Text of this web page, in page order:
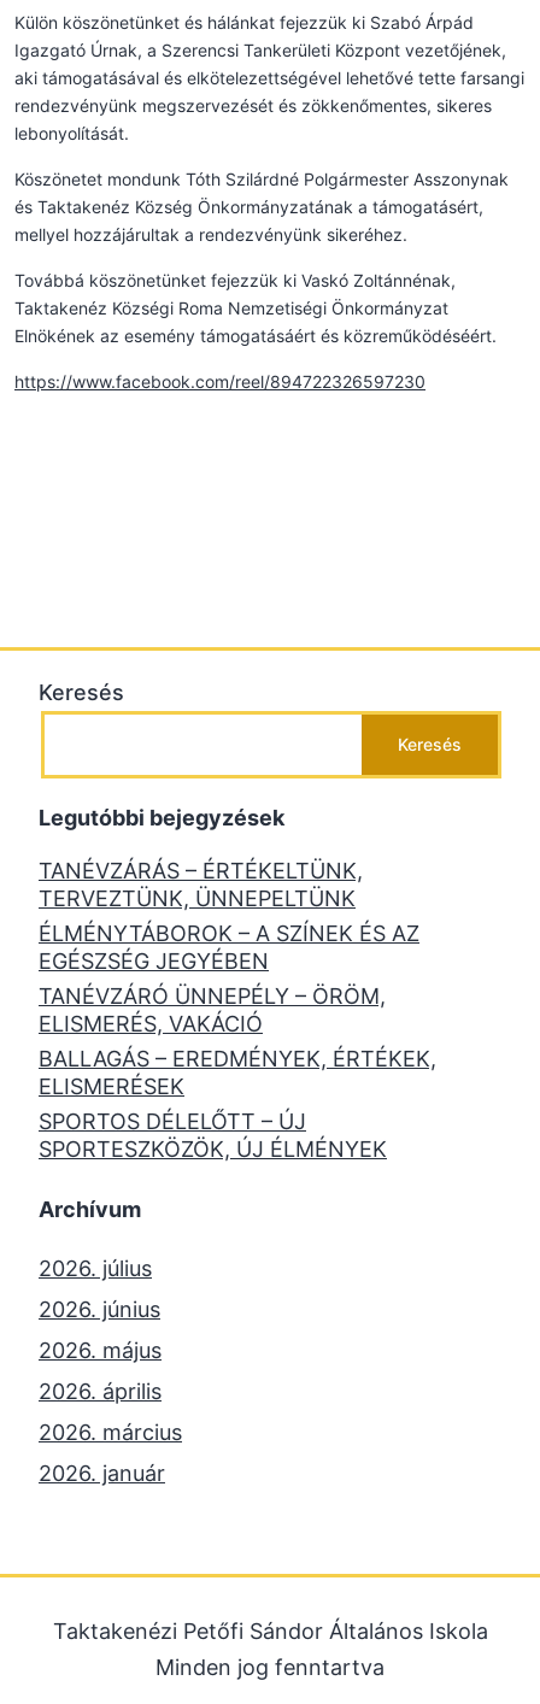
Külön köszönetünket és hálánkat fejezzük ki Szabó Árpád
Igazgató Úrnak, a Szerencsi Tankerületi Központ vezetőjének,
aki támogatásával és elkötelezettségével lehetővé tette farsangi
rendezvényünk megszervezését és zökkenőmentes, sikeres
lebonyolítását.
Köszönetet mondunk Tóth Szilárdné Polgármester Asszonynak
és Taktakenéz Község Önkormányzatának a támogatásért,
mellyel hozzájárultak a rendezvényünk sikeréhez.
Továbbá köszönetünket fejezzük ki Vaskó Zoltánnénak,
Taktakenéz Községi Roma Nemzetiségi Önkormányzat
Elnökének az esemény támogatásáért és közreműködéséért.
https://www.facebook.com/reel/894722326597230
Keresés
Keresés
Legutóbbi bejegyzések
TANÉVZÁRÁS – ÉRTÉKELTÜNK,
TERVEZTÜNK, ÜNNEPELTÜNK
ÉLMÉNYTÁBOROK – A SZÍNEK ÉS AZ
EGÉSZSÉG JEGYÉBEN
TANÉVZÁRÓ ÜNNEPÉLY – ÖRÖM,
ELISMERÉS, VAKÁCIÓ
BALLAGÁS – EREDMÉNYEK, ÉRTÉKEK,
ELISMERÉSEK
SPORTOS DÉLELŐTT – ÚJ
SPORTESZKÖZÖK, ÚJ ÉLMÉNYEK
Archívum
2026. július
2026. június
2026. május
2026. április
2026. március
2026. január
2025. július
2025. június
Taktakenézi Petőfi Sándor Általános Iskola
Minden jog fenntartva